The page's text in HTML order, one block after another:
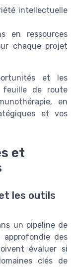
intellectuelle
en ressources
chaque projet
et les
feuille de route
en
et vos
et
les outils
un pipeline de
approfondie des
évaluer si
clés de